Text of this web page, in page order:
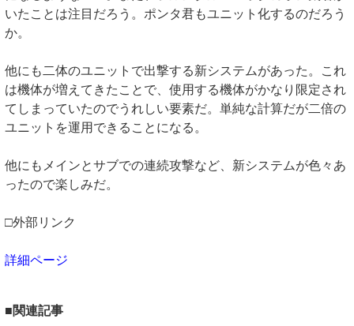
いたことは注目だろう。ポンタ君もユニット化するのだろう
か。
他にも二体のユニットで出撃する新システムがあった。これ
は機体が増えてきたことで、使用する機体がかなり限定され
てしまっていたのでうれしい要素だ。単純な計算だが二倍の
ユニットを運用できることになる。
他にもメインとサブでの連続攻撃など、新システムが色々あ
ったので楽しみだ。
□外部リンク
詳細ページ
■関連記事